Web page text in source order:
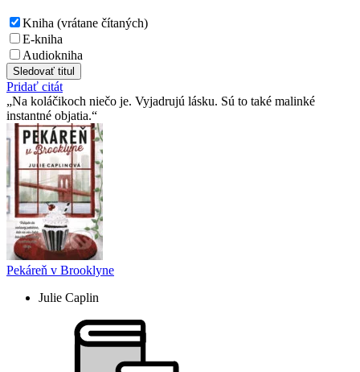
Kniha (vrátane čítaných)
E-kniha
Audiokniha
Sledovať titul
Pridať citát
Na koláčikoch niečo je. Vyjadrujú lásku. Sú to také malinké
instantné objatia.
Pekáreň v Brooklyne
Julie Caplin